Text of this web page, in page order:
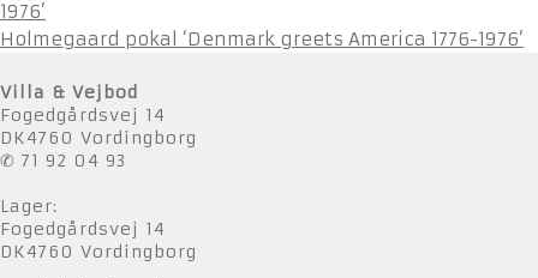
Holmegaard pokal ‘Denmark greets America 1776-1976’
Villa & Vejbod
Fogedgårdsvej 14
DK4760 Vordingborg
✆ 71 92 04 93
Lager:
Fogedgårdsvej 14
DK4760 Vordingborg